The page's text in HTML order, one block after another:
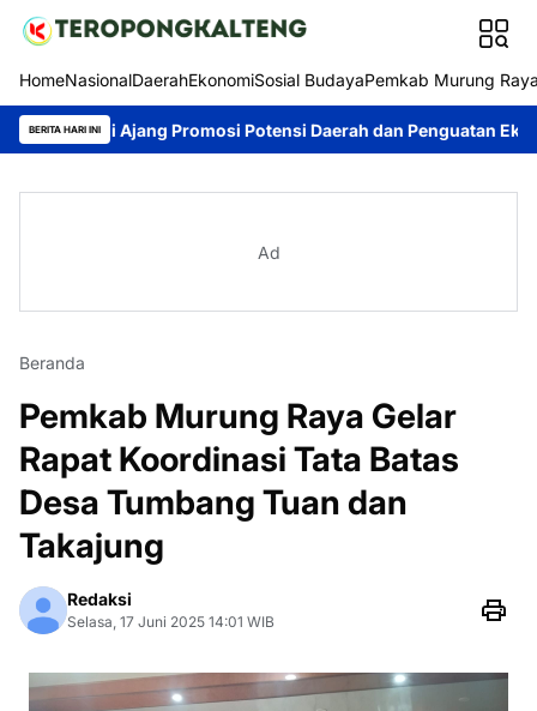
HomeNasionalDaerahEkonomiSosial BudayaPemkab Murung
BERITA HARI INI
Ajang Promosi Potensi Daerah dan Penguatan Ekonomi Lokal
Ad
Beranda
Pemkab Murung Raya Gelar
Rapat Koordinasi Tata Batas
Desa Tumbang Tuan dan
Takajung
Redaksi
Selasa, 17 Juni 2025 14:01 WIB